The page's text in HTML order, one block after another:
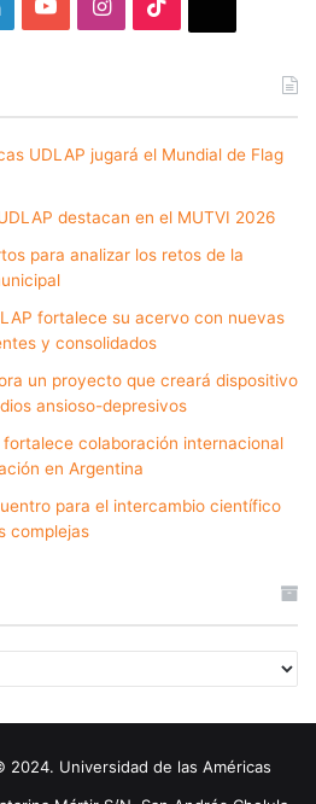
UDLAP jugará el Mundial de Flag
destacan en el MUTVI 2026
para analizar los retos de la
fortalece su acervo con nuevas
y consolidados
un proyecto que creará dispositivo
ansioso-depresivos
colaboración internacional
en Argentina
para el intercambio científico
complejas
2024. Universidad de las Américas